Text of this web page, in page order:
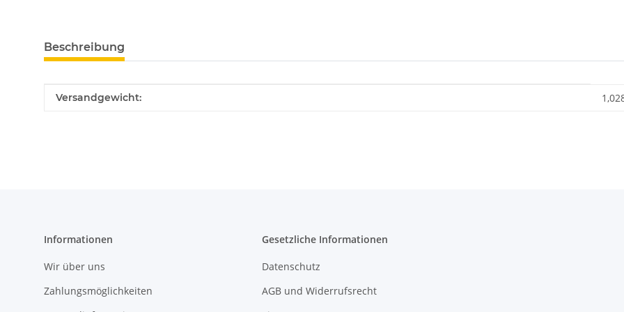
Beschreibung
Produkteigenschaft
Wert
Versandgewicht:
Informationen
Wir über uns
Zahlungsmöglichkeiten
Gesetzliche Informationen
Datenschutz
AGB und Widerrufsrecht